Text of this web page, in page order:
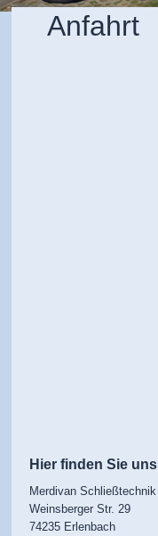
Anfahrt
Hier finden Sie uns
Merdivan Schließtechnik
Weinsberger Str. 29
74235 Erlenbach